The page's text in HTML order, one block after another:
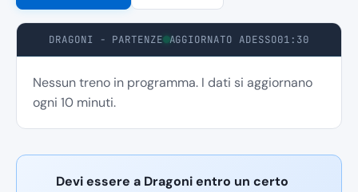
DRAGONI - PARTENZE AGGIORNATO ADESSO01:30
Nessun treno in programma. I dati si aggiornano
ogni 10 minuti.
Devi essere a Dragoni entro un certo